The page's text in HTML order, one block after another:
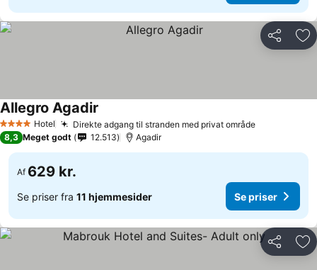
Del
4 StjernerHotel Direkte adgang til stranden med privat område
Allegro Agadir
8,3 Meget godt 12.513 Agadir
Af 629 kr.
Se priser fra 11 hjemmesider Se priser
Del